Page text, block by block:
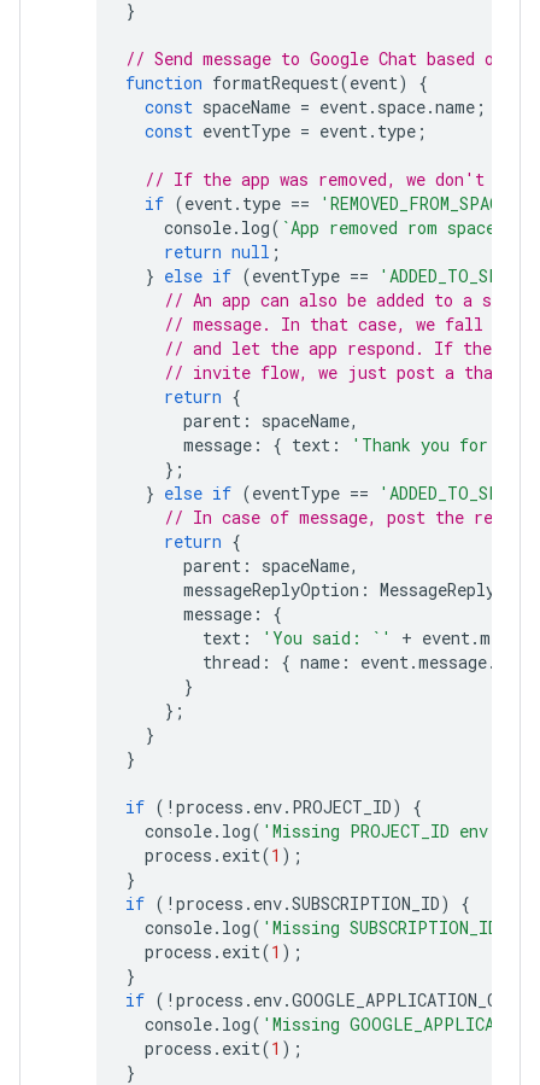
}
// Send message to Google Chat based on
function formatRequest(event)
{
const spaceName = event. space.name ;
const eventType = event. type ;
// If the app was removed, we don't
if (event. type == 'REMOVED_FROM_SPACE'
console. log( `App removed rom space
return null ;
} else if (eventType == 'ADDED_TO_SPACE'
// An app can also be added to a
// message. In that case, we fall
// and let the app respond. If the app
// invite flow, we just post a thank
return {
parent : spaceName,
message : { text :
'Thank you for
};
} else if (eventType ==
'ADDED_TO_SPACE'
// In case of message, post the
return {
parent : spaceName,
messageReplyOption :
message :
{
text : 'You said: `' + event.
thread : { name : event.message.
}
};
}
}
if ( ! process . env. PROJECT_ID)
{
console. log( 'Missing PROJECT_ID env
process . exit(1 );
}
if ( ! process . env.SUBSCRIPTION_ID)
{
console. log( 'Missing SUBSCRIPTION_ID
process . exit(1 );
}
if ( ! process . env.
console. log( 'Missing
process . exit(1 );
}